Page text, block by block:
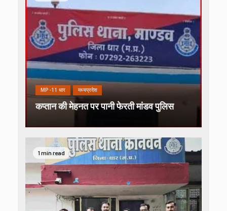
MP-11 धार मध्यप्रदेश
कप्तान की मेहनत पर पानी फेरती मांडव पुलिस
1 min read